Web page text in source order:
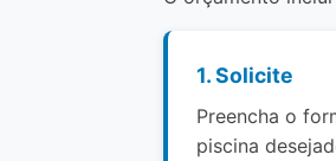
1. Solicite
Preencha o
piscina